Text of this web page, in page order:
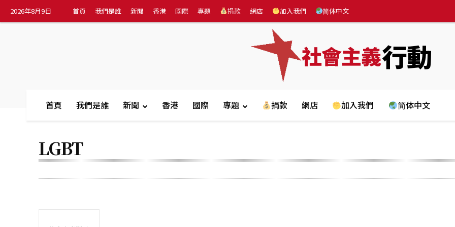
2026年8月9日 首頁 我們是誰 新聞 香港 國際 專題 捐款 網店 加入我們 简体中文
社會主義行動
首頁 我們是誰 新聞 香港 國際 專題 捐款 網店 加入我們 简体中文
LGBT